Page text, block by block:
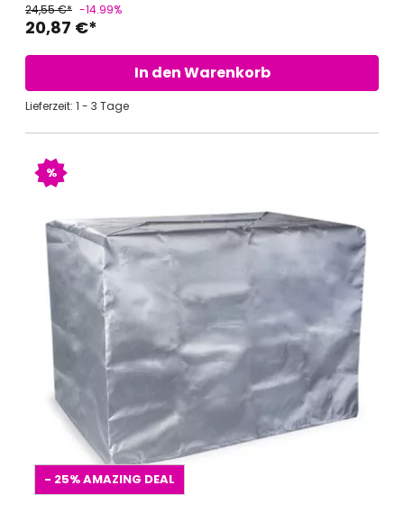
20,87 €*
24,55 €* -14.99%
In den Warenkorb
Lieferzeit: 1 - 3 Tage
%
- 25%AMAZING DEAL